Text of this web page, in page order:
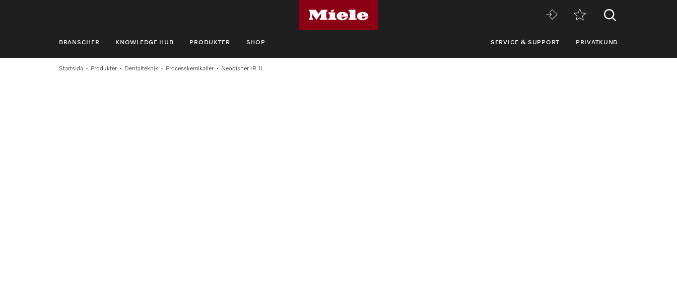
BRANSCHER KNOWLEDGE HUB PRODUKTER SHOP SERVICE & SUPPORT PRIVATKUND
BRANSCHER
Startsida Produkter Dentalteknik Processkemikalier Neodisher IR 1L